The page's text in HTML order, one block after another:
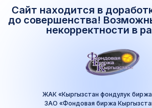
Сайт находится в
до совершенства!
некорректности в
ЖАК «Кыргызстан фондулук
ЗАО «Фондовая биржа